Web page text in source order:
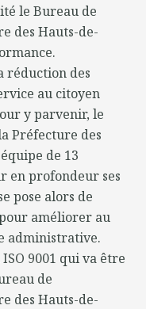
le Bureau de
des Hauts-de-
réduction des
au citoyen
y parvenir, le
Préfecture des
de 13
en profondeur ses
pose alors de
améliorer au
administrative.
9001 qui va être
de
des Hauts-de-